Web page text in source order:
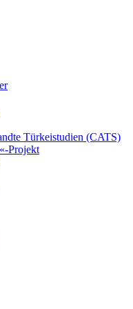
Türkeistudien (CATS)
Projekt